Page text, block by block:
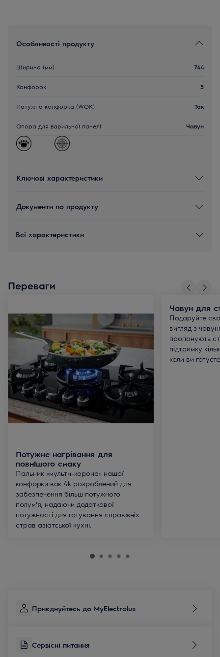
Особливості продукту
Ширина (мм) 744
Конфорок 5
Потужна конфорка (WOK) Так
Опора для варильної панелі Чавун
Ключові характеристики
Документи по продукту
Всі характеристики
Переваги
Потужне нагрівання для
повнішого смаку
Пальник «мульти-корона» нашої
конфорки вок 4k розроблений для
забезпечення більш потужного
полум'я, надаючи додаткової
потужності для готування справжніх
страв азіатської кухні.
Чавун для
Подаруйте
вигляд з
пропонують
підтримку
коли ви
Приєднуйтесь до MyElectrolux
Сервісні питання